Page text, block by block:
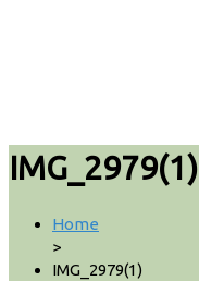
IMG_2979(1)
Home
>
IMG_2979(1)